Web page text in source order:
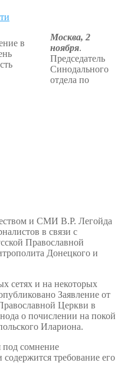
Москва, 2
ноября.
Председатель
Синодального
отдела по
и СМИ В.Р. Легойда
в связи с
Православной
Донецкого и
сетях и на некоторых
Заявление от
Церкви в
о почислении на покой
Илариона.
под сомнение
требование его